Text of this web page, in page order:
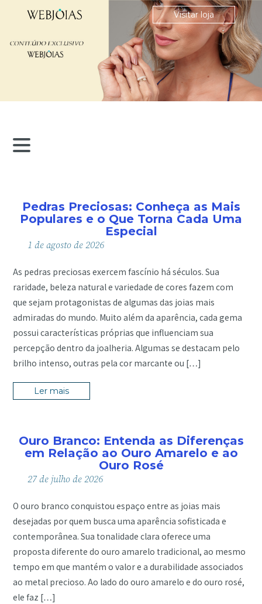
Visitar loja
Pedras Preciosas: Conheça as Mais
Populares e o Que Torna Cada Uma
Especial
1 deagostode2026
As pedras preciosas exercem fascínio há séculos. Sua
raridade, beleza natural e variedade de cores fazem com
que sejam protagonistas de algumas das joias mais
admiradas do mundo. Muito além da aparência, cada gema
possui características próprias que influenciam sua
percepção dentro da joalheria. Algumas se destacam pelo
brilho intenso, outras pela cor marcante ou […]
Ler mais
Ouro Branco: Entenda as Diferenças
em Relação ao Ouro Amarelo e ao
Ouro Rosé
27de julhode2026
O ouro branco conquistou espaço entre as joias mais
desejadas por quem busca uma aparência sofisticada e
contemporânea. Sua tonalidade clara oferece uma
proposta diferente do ouro amarelo tradicional, ao mesmo
tempo em que mantém o valor e a durabilidade associados
ao metal precioso. Ao lado do ouro amarelo e do ouro rosé,
ele faz […]